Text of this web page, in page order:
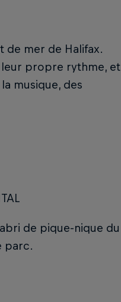
de mer de Halifax.
propre rythme, et
musique, des
de pique-nique du
parc.